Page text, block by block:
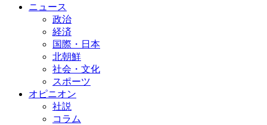
ニュース
政治
経済
国際・日本
北朝鮮
社会・文化
スポーツ
オピニオン
社説
コラム